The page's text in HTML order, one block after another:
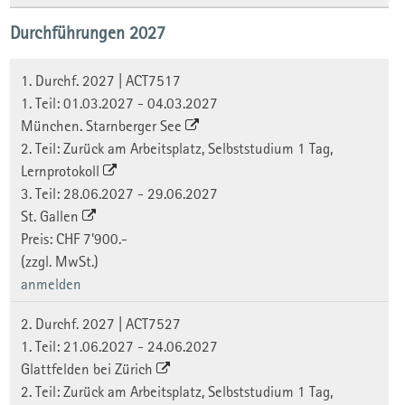
Durchführungen 2027
1. Durchf. 2027 | ACT7517
1. Teil: 01.03.2027 - 04.03.2027
München. Starnberger See
2. Teil: Zurück am Arbeitsplatz, Selbststudium 1 Tag,
Lernprotokoll
3. Teil: 28.06.2027 - 29.06.2027
St. Gallen
Preis: CHF 7'900.-
(zzgl. MwSt.)
anmelden
2. Durchf. 2027 | ACT7527
1. Teil: 21.06.2027 - 24.06.2027
Glattfelden bei Zürich
2. Teil: Zurück am Arbeitsplatz, Selbststudium 1 Tag,